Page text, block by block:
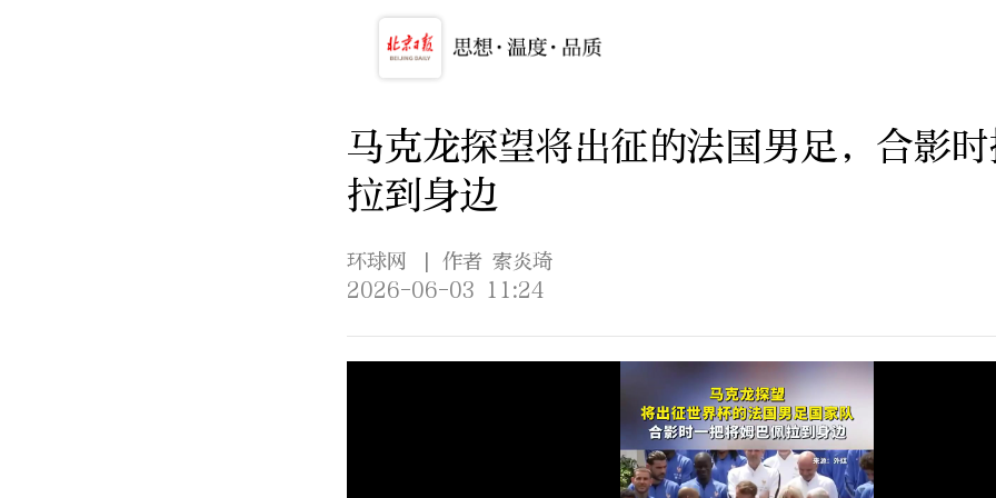
马克龙探望将出征的法国男足，合影
拉到身边
环球网
| 作者 索炎琦
2026-06-03 11:24